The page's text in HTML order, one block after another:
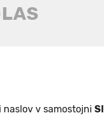
v samostojni